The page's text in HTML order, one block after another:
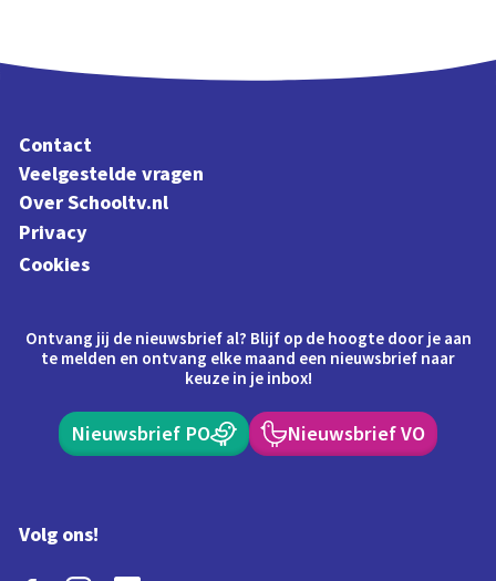
Contact
Veelgestelde vragen
Over Schooltv.nl
Privacy
Cookies
Ontvang jij de nieuwsbrief al? Blijf op de hoogte door je aan
te melden en ontvang elke maand een nieuwsbrief naar
keuze in je inbox!
Nieuwsbrief PO Nieuwsbrief VO
Volg ons!